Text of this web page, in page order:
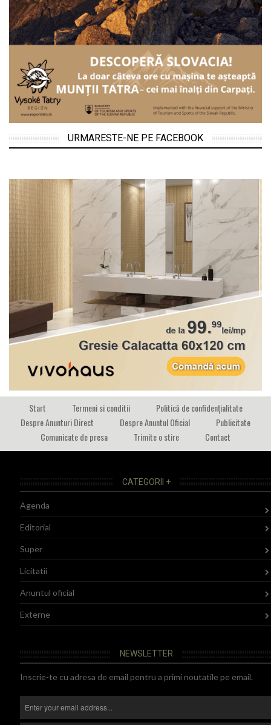
URMARESTE-NE PE FACEBOOK
Start Termeni si conditii
Politică de confidențialitate
Despre Anunturi Direct
Despre Anuntul Oficial
Publicitate
Comunicate de presa
Trimite o stire Contact
CATEGORII +
Agenda
Editorial
Super
Licitatii
Anuntul oficial
Externe
NEWSLETTER
Inscrie-te cu adresa de email pentru a primi noutatile pe email.